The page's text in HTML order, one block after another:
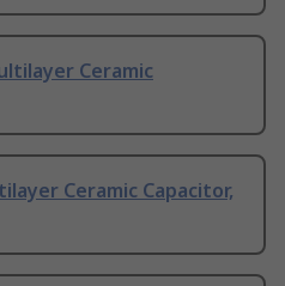
Ceramic
Ceramic Capacitor,